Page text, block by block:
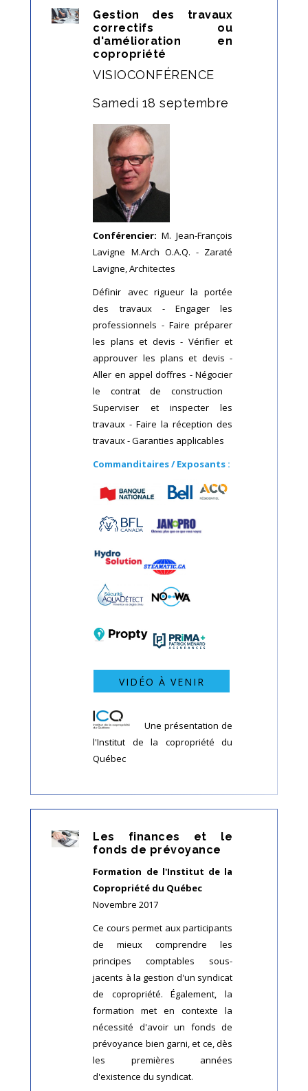
Gestion des travaux
correctifs ou
d'amélioration en
copropriété
VISIOCONFÉRENCE
Samedi 18 septembre
Conférencier:M. Jean-François
Lavigne M.Arch O.A.Q. - Zaraté
Lavigne, Architectes
Définir avec rigueur la portée
des travaux - Engager les
professionnels - Faire préparer
les plans et devis - Vérifier et
approuver les plans et devis -
Aller en appel doffres - Négocier
le contrat de construction 
Superviser et inspecter les
travaux - Faire la réception des
travaux - Garanties applicables
Commanditaires / Exposants :
VIDÉO À VENIR
Une présentation de
l'Institut de la copropriété du
Québec
Les finances et le
fonds de prévoyance
Formation de l'Institut de la
Copropriété du Québec
Novembre 2017
Ce cours permet aux participants
de mieux comprendre les
principes comptables sous-
jacents à la gestion d'un syndicat
de copropriété. Également, la
formation met en contexte la
nécessité d'avoir un fonds de
prévoyance bien garni, et ce, dès
les premières années
d'existence du syndicat.